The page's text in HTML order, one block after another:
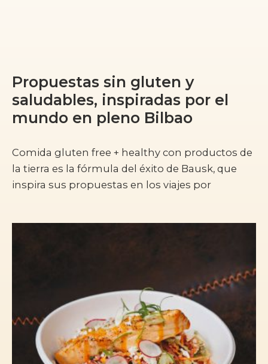
Propuestas sin gluten y
saludables, inspiradas por el
mundo en pleno Bilbao
Comida gluten free + healthy con productos de
la tierra es la fórmula del éxito de Bausk, que
inspira sus propuestas en los viajes por